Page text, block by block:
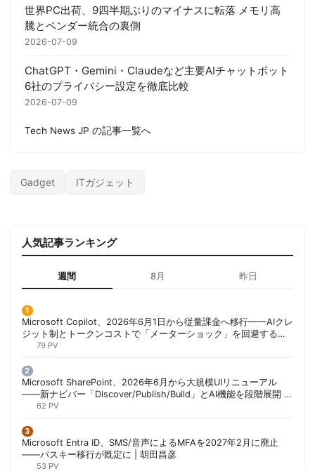
世界PC出荷、9四半期ぶりのマイナスに転落 メモリ高
騰とベンダー統合の裏側
2026-07-09
ChatGPT・Gemini・Claudeなど主要AIチャットボット
6社のプライバシー設定を徹底比較
2026-07-09
Tech News JP の記事一覧へ
Gadget ITガジェット
人気記事ランキング
週間 8月 昨日
Microsoft Copilot、2026年6月1日から従量課金へ移行——AIクレ
ジット制とトークンコストで「メーターショック」を回避する方
法 | 胡田昌彦
79 PV
Microsoft SharePoint、2026年6月から大規模UIリニューアル
——新ナビバー「Discover/Publish/Build」とAI機能を段階展開 |
胡田昌彦
62 PV
Microsoft Entra ID、SMS/音声によるMFAを2027年2月に廃止
——パスキー移行が既定に | 胡田昌彦
53 PV